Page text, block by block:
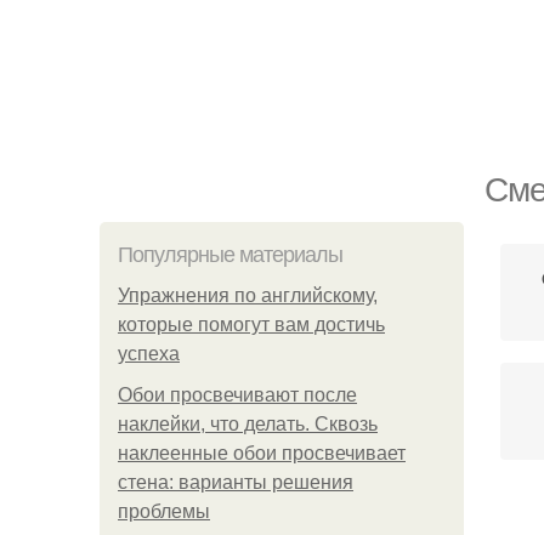
Популярные материалы
Упражнения по английскому,
которые помогут вам достичь
успеха
Обои просвечивают после
наклейки, что делать. Сквозь
наклеенные обои просвечивает
стена: варианты решения
проблемы